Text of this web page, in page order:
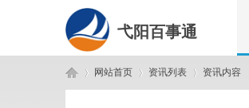
弋阳百事通
网站首页 资讯列表 资讯内容